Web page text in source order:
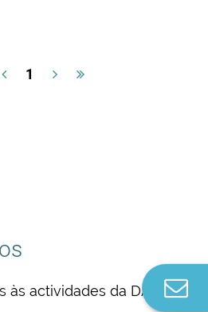
1
actividades da DAM